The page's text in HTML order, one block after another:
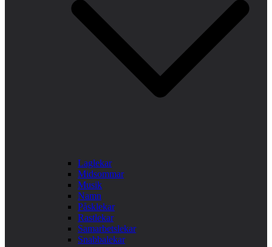
Laglekar
Midsommar
Musik
Namn
Påsklekar
Rastlekar
Samarbetslekar
Snabbalekar